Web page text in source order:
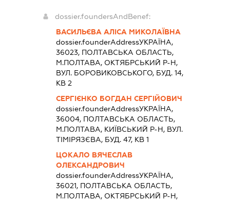
dossier.foundersAndBenef:
ВАСИЛЬЄВА АЛІСА МИКОЛАЇВНА
dossier.founderAddressУКРАЇНА,
36023, ПОЛТАВСЬКА ОБЛАСТЬ,
М.ПОЛТАВА, ОКТЯБРСЬКИЙ Р-Н,
ВУЛ. БОРОВИКОВСЬКОГО, БУД. 14,
КВ 2
СЕРГІЄНКО БОГДАН СЕРГІЙОВИЧ
dossier.founderAddressУКРАЇНА,
36004, ПОЛТАВСЬКА ОБЛАСТЬ,
М.ПОЛТАВА, КИЇВСЬКИЙ Р-Н, ВУЛ.
ТІМІРЯЗЄВА, БУД. 47, КВ 1
ЦОКАЛО ВЯЧЕСЛАВ
ОЛЕКСАНДРОВИЧ
dossier.founderAddressУКРАЇНА,
36021, ПОЛТАВСЬКА ОБЛАСТЬ,
М.ПОЛТАВА, ОКТЯБРСЬКИЙ Р-Н,